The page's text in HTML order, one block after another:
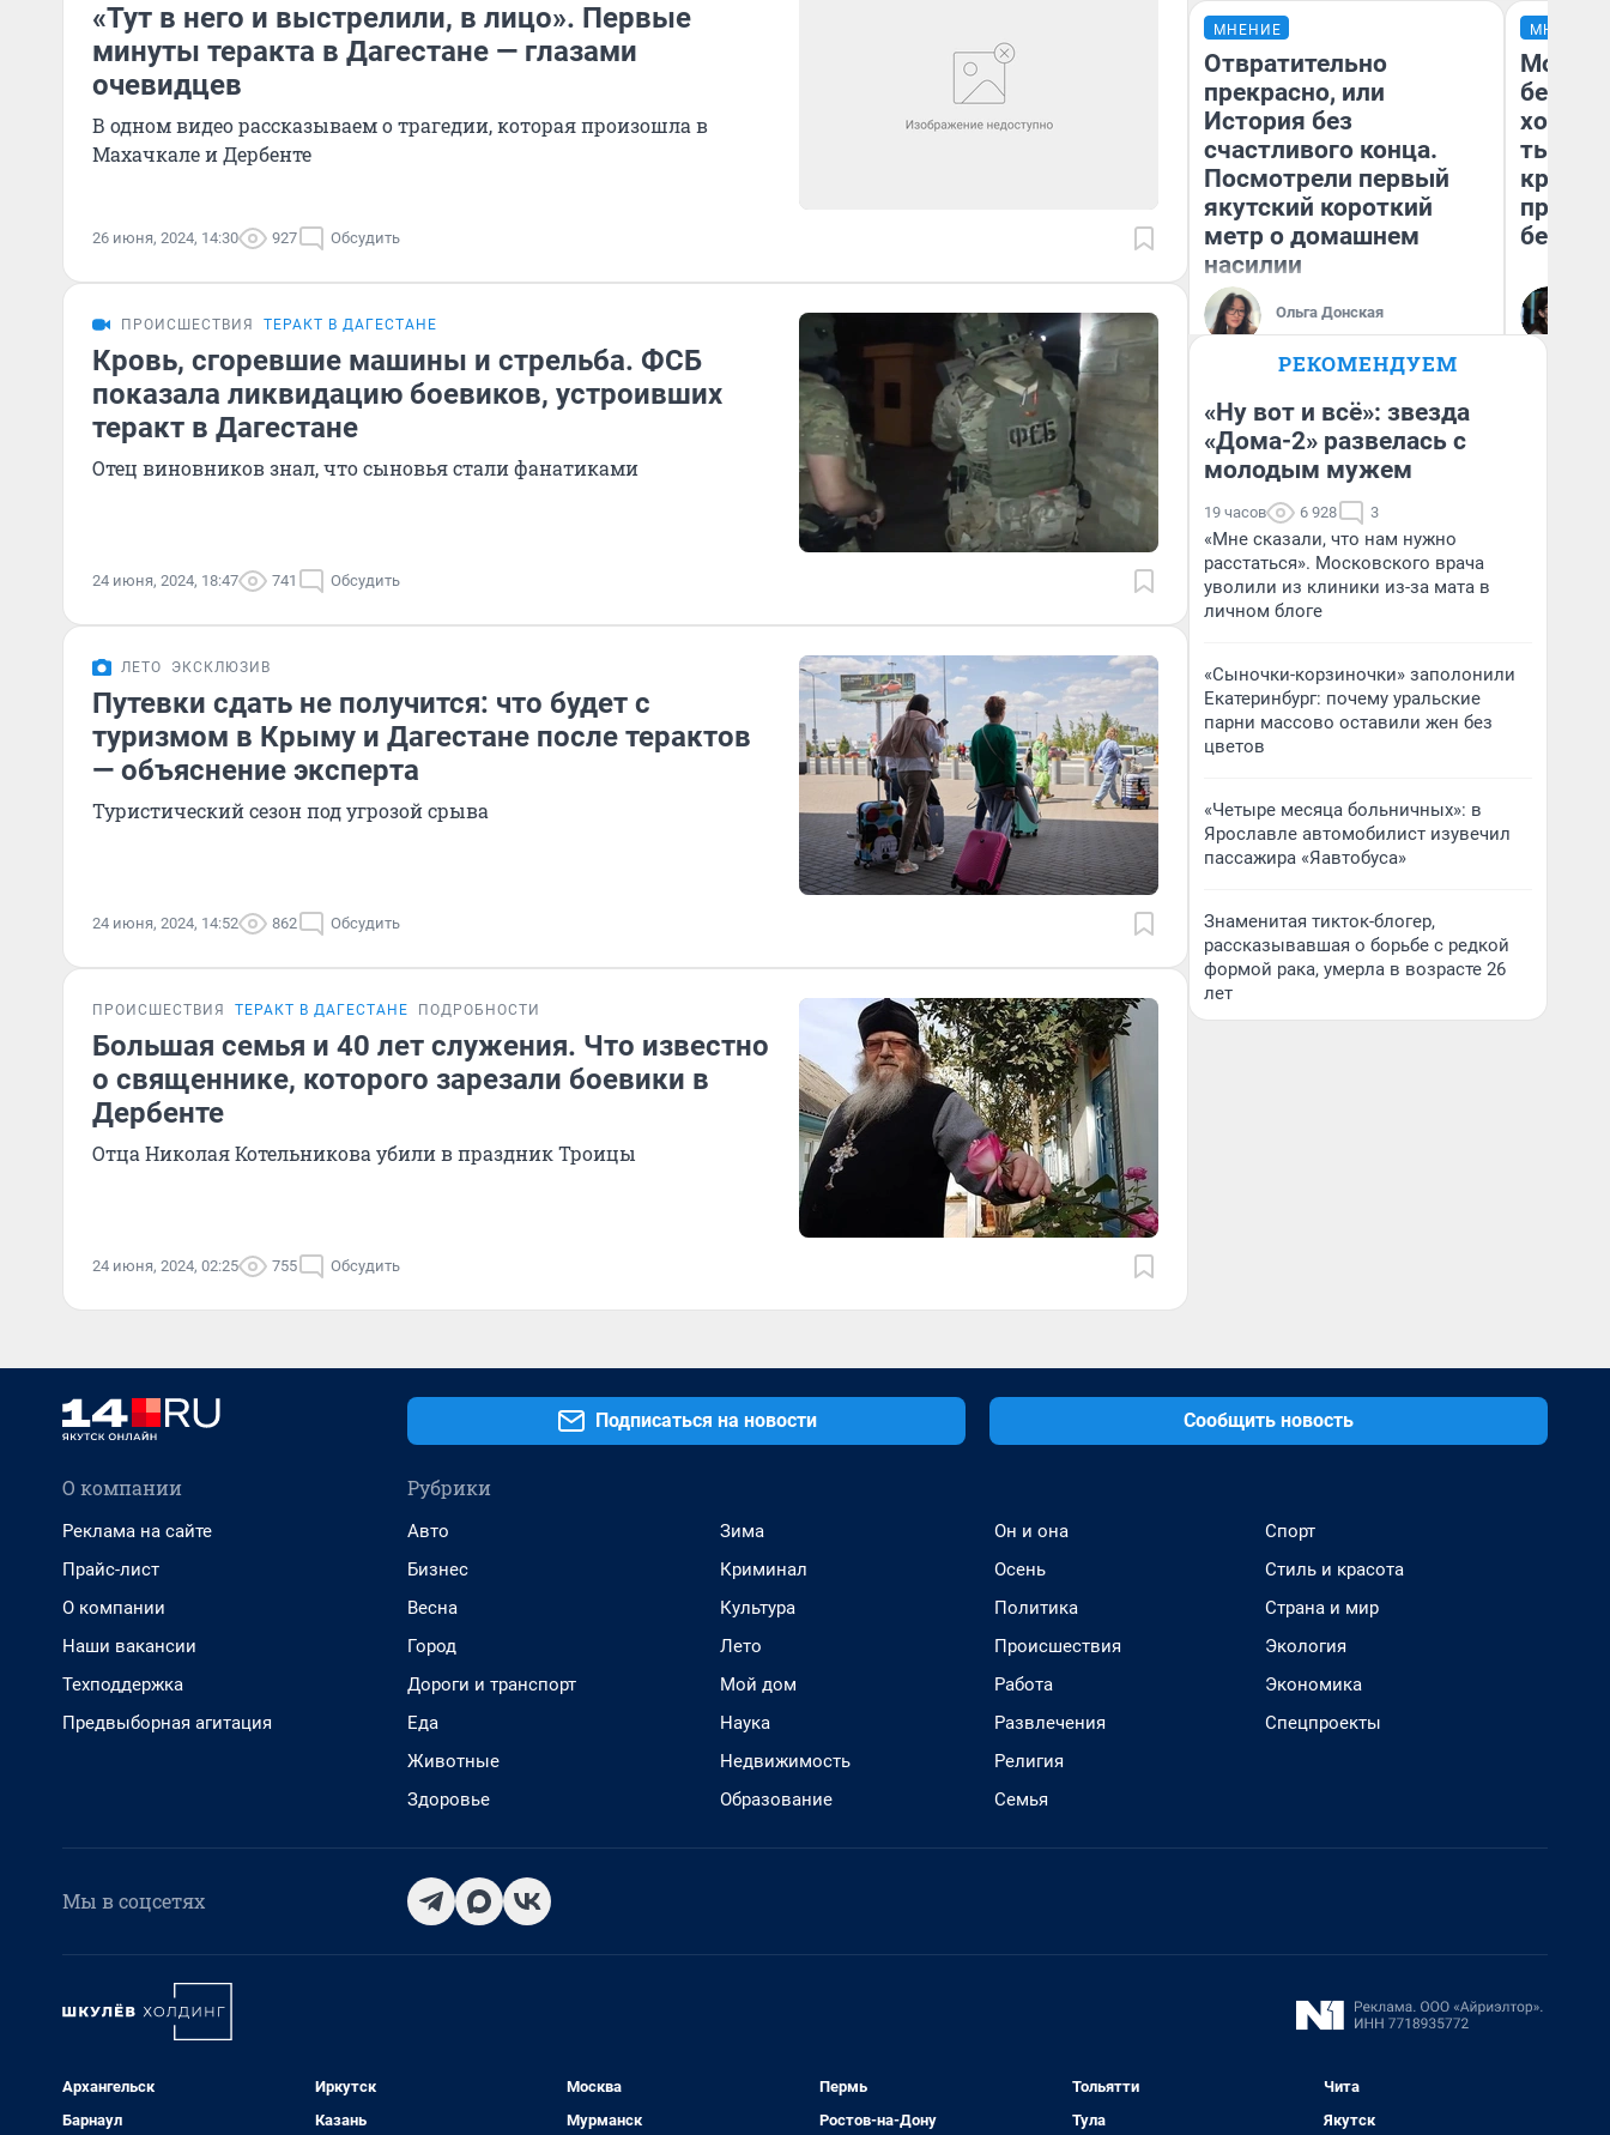
«Тут в него и выстрелили, в лицо». Первые
минуты теракта в Дагестане — глазами
очевидцев
В одном видео рассказываем о трагедии, которая произошла в
Махачкале и Дербенте
26 июня, 2024, 14:30 927 Обсудить
ПРОИСШЕСТВИЯ ТЕРАКТ В ДАГЕСТАНЕ
Кровь, сгоревшие машины и стрельба. ФСБ
показала ликвидацию боевиков, устроивших
теракт в Дагестане
Отец виновников знал, что сыновья стали фанатиками
24 июня, 2024, 18:47 741 Обсудить
ЛЕТО ЭКСКЛЮЗИВ
Путевки сдать не получится: что будет с
туризмом в Крыму и Дагестане после терактов
— объяснение эксперта
Туристический сезон под угрозой срыва
24 июня, 2024, 14:52 862 Обсудить
ПРОИСШЕСТВИЯ ТЕРАКТ В ДАГЕСТАНЕ ПОДРОБНОСТИ
Большая семья и 40 лет служения. Что известно
о священнике, которого зарезали боевики в
Дербенте
Отца Николая Котельникова убили в праздник Троицы
24 июня, 2024, 02:25 755 Обсудить
МНЕНИЕ
Отвратительно
прекрасно, или
История без
счастливого конца.
Посмотрели первый
якутский короткий
метр о домашнем
насилии
Ольга Донская
МНЕНИЕ
Мой
хотела
тысяч,
РЕКОМЕНДУЕМ
«Ну вот и всё»: звезда
«Дома-2» развелась с
молодым мужем
19 часов 6 928 3
«Мне сказали, что нам нужно
расстаться». Московского врача
уволили из клиники из-за мата в
личном блоге
«Сыночки-корзиночки» заполонили
Екатеринбург: почему уральские
парни массово оставили жен без
цветов
«Четыре месяца больничных»: в
Ярославле автомобилист изувечил
пассажира «Яавтобуса»
Знаменитая тикток-блогер,
рассказывавшая о борьбе с редкой
формой рака, умерла в возрасте 26
лет
Подписаться на новости Сообщить новость
О компании
Реклама на сайте
Прайс-лист
О компании
Наши вакансии
Техподдержка
Предвыборная агитация
Рубрики
Авто
Бизнес
Весна
Город
Дороги и транспорт
Еда
Животные
Здоровье
Зима
Криминал
Культура
Лето
Мой дом
Наука
Недвижимость
Образование
Он и она
Осень
Политика
Происшествия
Работа
Развлечения
Религия
Семья
Спорт
Стиль и красота
Страна и мир
Экология
Экономика
Спецпроекты
Мы в соцсетях
Архангельск
Барнаул
Иркутск
Казань
Москва
Мурманск
Пермь
Ростов-на-Дону
Тольятти
Тула
Чита
Якутск